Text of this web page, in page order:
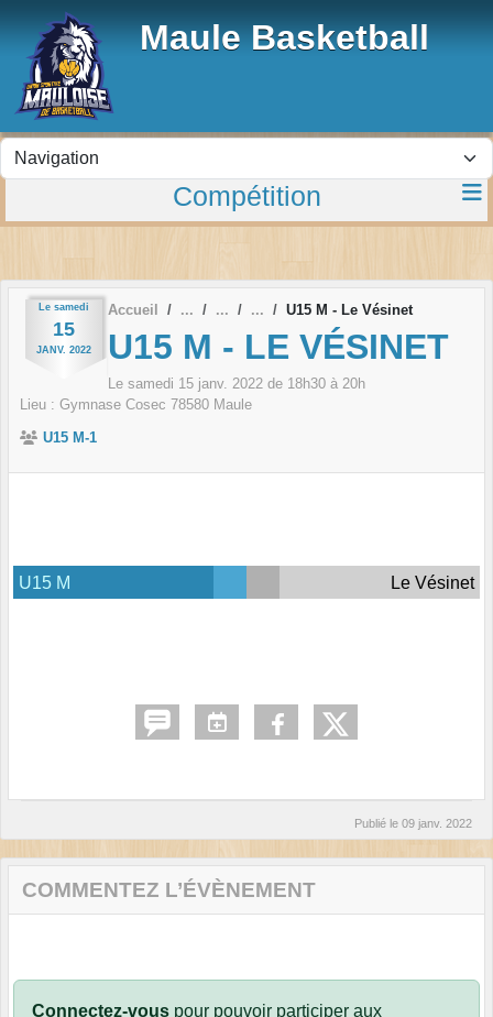
Maule Basketball
Compétition
Le samedi
15
JANV. 2022
Accueil U15 M - Le Vésinet
U15 M - LE VÉSINET
Le samedi 15 janv. 2022 de 18h30 à 20h
Lieu : Gymnase Cosec 78580 Maule
U15 M-1
U15 M Le Vésinet
Publié le 09 janv. 2022
COMMENTEZ L’ÉVÈNEMENT
Connectez-vous pour pouvoir participer aux
Panneau de gestion des cookies